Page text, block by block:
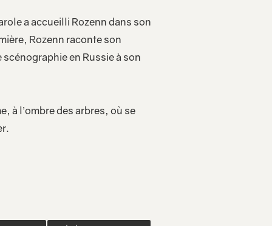
a accueilli Rozenn dans son
Rozenn raconte son
en Russie à son
à l’ombre des arbres, où se